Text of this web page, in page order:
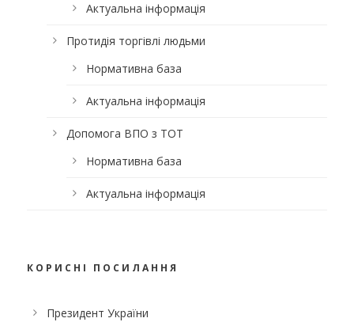
Актуальна інформація
Протидія торгівлі людьми
Нормативна база
Актуальна інформація
Допомога ВПО з ТОТ
Нормативна база
Актуальна інформація
КОРИСНІ ПОСИЛАННЯ
Президент України